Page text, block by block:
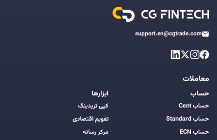
support.en@cgtrade.com
معاملات
حساب
حساب Cent
حساب Standard
حساب ECN
ابزارها
کپی تریدینگ
تقویم اقتصادی
مرکز رسانه